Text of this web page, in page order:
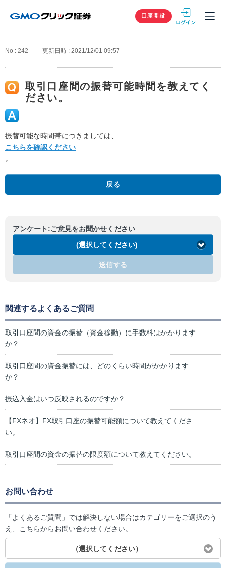
GMOクリック
口座開設
No : 242 更新日時 : 2021/12/01 09:57
取引口座間の振替可能時間を教えてく
ださい。
振替可能な時間帯につきましては、
こちらを確認ください
。
戻る
アンケート:ご意見をお聞かせください
(選択してください)
送信する
関連するよくあるご質問
取引口座間の資金の振替（資金移動）に手数料はかかります
か？
取引口座間の資金振替には、どのくらい時間がかかります
か？
振込入金はいつ反映されるのですか？
【FXネオ】FX取引口座の振替可能額について教えてくださ
い。
取引口座間の資金の振替の限度額について教えてください。
お問い合わせ
「よくあるご質問」では解決しない場合はカテゴリーをご選択のう
え、こちらからお問い合わせください。
（選択してください）